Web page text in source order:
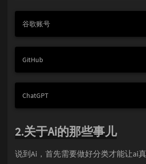
谷歌账号
GitHub
ChatGPT
2.关于Ai的那些事儿
说到Ai，首先需要做好分类才能让ai